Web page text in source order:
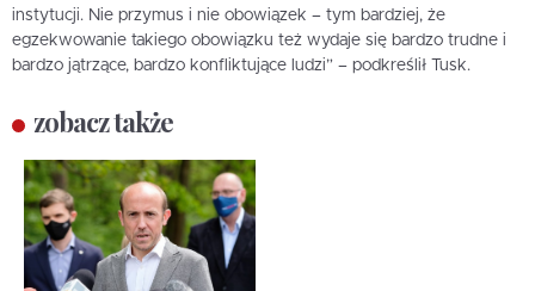
instytucji. Nie przymus i nie obowiązek – tym bardziej, że
egzekwowanie takiego obowiązku też wydaje się bardzo trudne i
bardzo jątrzące, bardzo konfliktujące ludzi” – podkreślił Tusk.
zobacz także